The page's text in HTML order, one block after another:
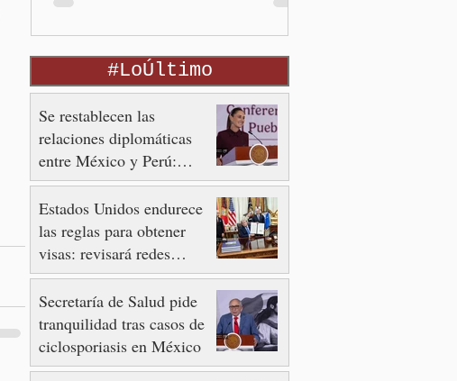
#LoÚltimo
Se restablecen las
relaciones diplomáticas
entre México y Perú:
Sheinbaum Pardo
Estados Unidos endurece
las reglas para obtener
visas: revisará redes
sociales y pone freno al
Turismo de Nacimiento
Secretaría de Salud pide
tranquilidad tras casos de
ciclosporiasis en México